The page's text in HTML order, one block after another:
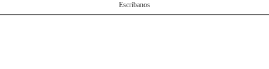
Escríbanos